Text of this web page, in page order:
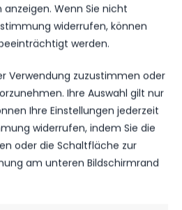
Wenn Sie nicht
widerrufen, können
werden.
Verwendung zuzustimmen oder
Ihre Auswahl gilt nur
Ihre Einstellungen jederzeit
widerrufen, indem Sie die
oder die Schaltfläche zur
am unteren Bildschirmrand
VS.
TORE 3
KARTEN 4